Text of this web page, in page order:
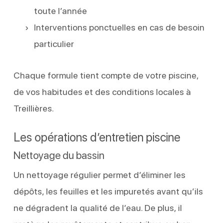
toute l’année
Interventions ponctuelles en cas de besoin
particulier
Chaque formule tient compte de votre piscine,
de vos habitudes et des conditions locales à
Treillières.
Les opérations d’entretien piscine
Nettoyage du bassin
Un nettoyage régulier permet d’éliminer les
dépôts, les feuilles et les impuretés avant qu’ils
ne dégradent la qualité de l’eau. De plus, il